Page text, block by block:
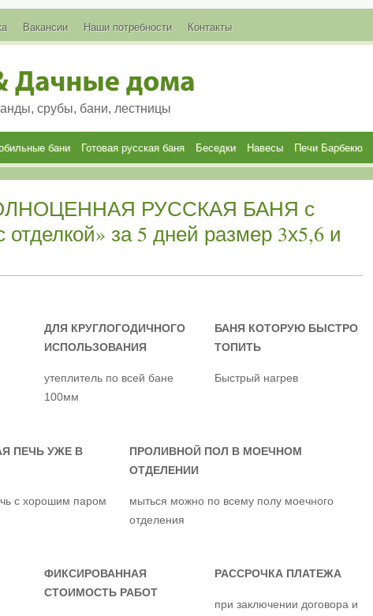
Вакансии Наши потребности Контакты
срубы, бани, лестницы
бани Готовая русская баня Беседки Навесы Печи Барбекю
РУССКАЯ БАНЯ с
отделкой» за 5 дней размер 3х5,6 и
ДЛЯ КРУГЛОГОДИЧНОГО
ИСПОЛЬЗОВАНИЯ
утеплитель по всей бане
100мм
БАНЯ КОТОРУЮ БЫСТРО
ТОПИТЬ
Быстрый нагрев
ПЕЧЬ УЖЕ В
с хорошим паром
ПРОЛИВНОЙ ПОЛ В МОЕЧНОМ
ОТДЕЛЕНИИ
мыться можно по всему полу моечного
отделения
ФИКСИРОВАННАЯ
СТОИМОСТЬ РАБОТ
РАССРОЧКА ПЛАТЕЖА
при заключении договора и